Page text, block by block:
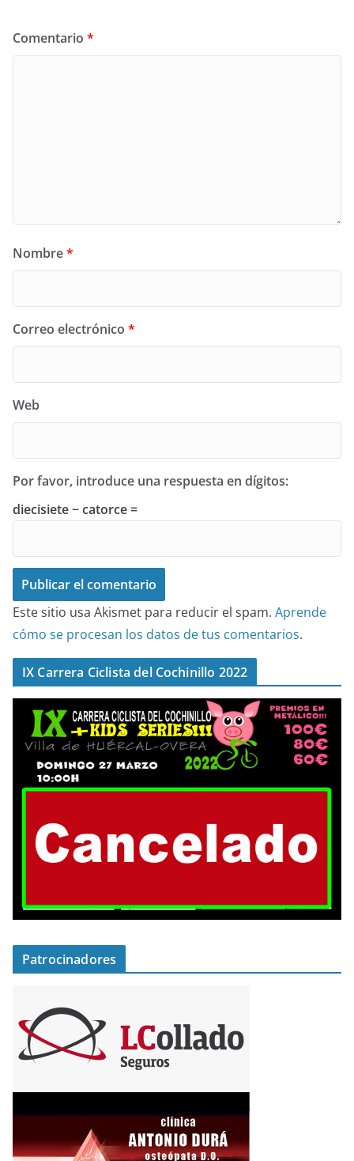
Comentario *
Nombre*
Correo electrónico *
Web
Por favor, introduce una respuesta en dígitos:
diecisiete − catorce =
Este sitio usa Akismet para reducir el spam. Aprende
cómo se procesan los datos de tus comentarios.
IX Carrera Ciclista del Cochinillo 2022
Patrocinadores